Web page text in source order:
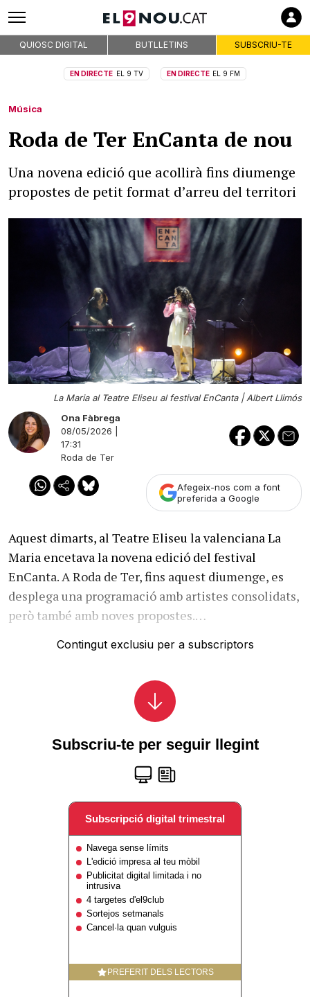
QUIOSC DIGITAL BUTLLETINS SUBSCRIU-TE
EN DIRECTE EL 9 TV EN DIRECTE EL 9 FM
Música
Roda de Ter EnCanta de nou
Una novena edició que acollirà fins diumenge
propostes de petit format d’arreu del territori
La Maria al Teatre Eliseu al festival EnCanta |Albert Llimós
Ona Fàbrega
08/05/2026 |
17:31
Roda de Ter
Afegeix-nos com a font
preferida a Google
Aquest dimarts, al Teatre Eliseu la valenciana La
Maria encetava la novena edició del festival
EnCanta. A Roda de Ter, fins aquest diumenge, es
desplega una programació amb artistes consolidats,
però també amb noves propostes.…
Contingut exclusiu per a subscriptors